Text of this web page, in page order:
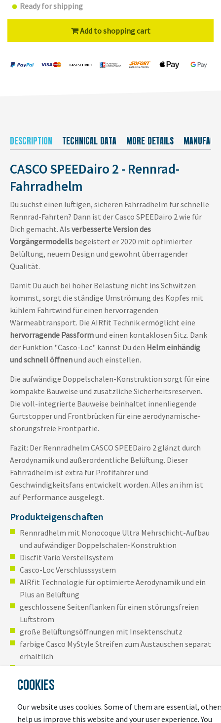
Ready for shipping
Add to shopping cart
DESCRIPTION TECHNICAL DATA MORE DETAILS
CASCO SPEEDairo 2 - Rennrad-
Fahrradhelm
Du suchst einen luftigen, sicheren Fahrradhelm für schnelle
Rennrad-Fahrten? Dann ist der Casco SPEEDairo 2 wie für
Dich gemacht. Als verbesserte Version des
Vorgängermodells begeistert er 2020 mit optimierter
Belüftung, neuem Design und gewohnt überragender
Qualität.
Damit Du auch bei hoher Belastung nicht ins Schwitzen
kommst, sorgt die ständige Umströmung des Kopfes mit
kühlem Fahrtwind für einen hervorragenden
Wärmeabtransport. Die AIRfit Technik ermöglicht eine
hervorragende Passformund einen kontaklosen Sitz. Dank
der Funktion "Casco-Loc" kannst Du den Helm einhändig
und schnell öffnenund auch einstellen.
Die aufwändige Doppelschalen-Konstruktion sorgt für eine
kompakte Bauweise und zusätzliche Sicherheitsreserven.
Die voll-integrierte Bauweise beinhaltet innenliegende
Gurtstopper und Frontbrücken für eine aerodynamische-
störungsfreie Frontpartie.
Fazit: Der Rennradhelm CASCO SPEEDairo 2 glänzt durch
Aerodynamik und außerordentliche Belüftung. Dieser
Fahrradhelm ist extra für Profifahrer und
Geschwindigkeitsfans entwickelt worden. Alles an ihm ist
auf Performance ausgelegt.
Produkteigenschaften
Rennradhelm mit Monocoque Ultra Mehrschicht-Aufbau
und aufwändiger Doppelschalen-Konstruktion
Discfit Vario Verstellsystem
Casco-Loc Verschlusssystem
AIRfit Technologie für optimierte Aerodynamik und ein
Plus an Belüftung
geschlossene Seitenflanken für einen störungsfreien
Luftstrom
große Belüftungsöffnungen mit Insektenschutz
farbige Casco MyStyle Streifen zum Austauschen separat
erhältlich
Passform
zertifiziert nach Prüfnorm EN 1078
Komfort- und Sicherheitsmerkmale des CASCO
COOKIES
Our website uses cookies. Some of them are essential,
help us improve this website and your user experience. You